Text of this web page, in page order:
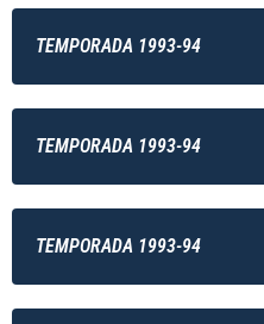
TEMPORADA 1993-94
TEMPORADA 1993-94
TEMPORADA 1993-94